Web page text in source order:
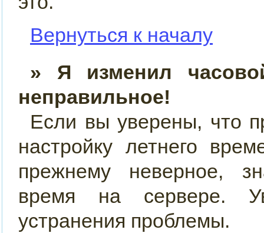
Вернуться к началу
» Я изменил
неправильное!
Если вы уверены, что
настройку летнего
прежнему неверное,
время на сервере.
устранения проблемы.